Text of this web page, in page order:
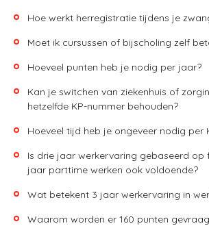
Hoe werkt herregistratie tijdens je
Moet ik cursussen of bijscholing zelf
Hoeveel punten heb je nodig per jaar?
Kan je switchen van ziekenhuis of
hetzelfde KP-nummer behouden?
Hoeveel tijd heb je ongeveer nodig per
Is drie jaar werkervaring gebaseerd op
jaar parttime werken ook voldoende?
Wat betekent 3 jaar werkervaring in
Waarom worden er 160 punten